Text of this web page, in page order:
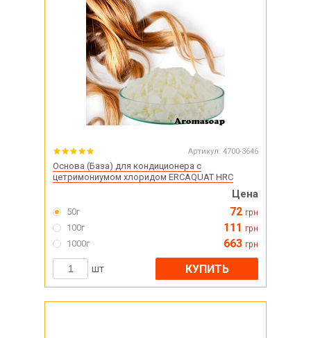
Артикул: 4700-3646
Основа (База) для кондиционера с
цетримониумом хлоридом ERCAQUAT HRC
Цена
50г 72 грн
100г 111 грн
1000г 663 грн
шт КУПИТЬ